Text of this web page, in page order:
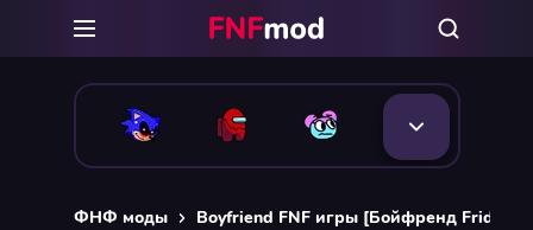
ФНФ моды Boyfriend FNF игры [Бойфренд Friday